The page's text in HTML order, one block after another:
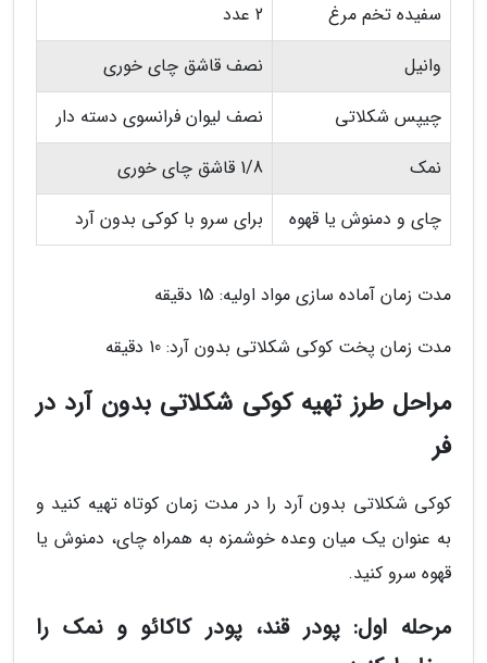
سفیده تخم مرغ
2 عدد
وانیل
نصف قاشق چای خوری
چیپس شکلاتی
نصف لیوان فرانسوی دسته دار
نمک
1/8 قاشق چای خوری
چای و دمنوش یا قهوه
برای سرو با کوکی بدون آرد
مدت زمان آماده سازی مواد اولیه: 15 دقیقه
مدت زمان پخت کوکی شکلاتی بدون آرد: 10 دقیقه
مراحل طرز تهیه کوکی شکلاتی بدون آرد در
فر
کوکی شکلاتی بدون آرد را در مدت زمان کوتاه تهیه کنید و
به عنوان یک میان وعده خوشمزه به همراه چای، دمنوش یا
قهوه سرو کنید.
مرحله اول: پودر قند، پودر کاکائو و نمک را